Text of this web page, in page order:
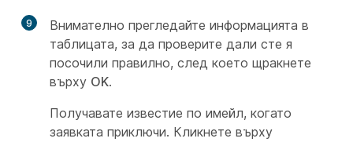
9
Внимателно прегледайте информацията в
таблицата, за да проверите дали сте я
посочили правилно, след което щракнете
върху OK.
Получавате известие по имейл, когато
заявката приключи. Кликнете върху